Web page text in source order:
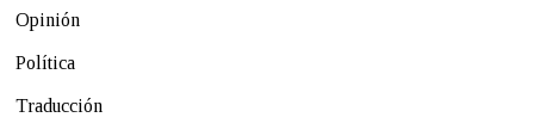
Opinión
Política
Traducción